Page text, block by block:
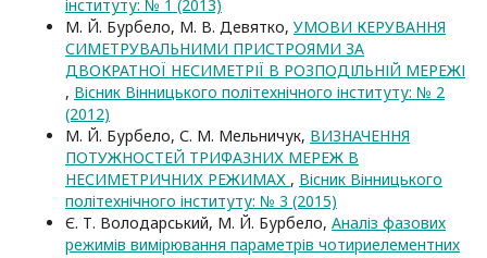
інституту: № 1 (2013)
М. Й. Бурбело, М. В. Девятко, УМОВИ КЕРУВАННЯ
СИМЕТРУВАЛЬНИМИ ПРИСТРОЯМИ ЗА
ДВОКРАТНОЇ НЕСИМЕТРІЇ В РОЗПОДІЛЬНІЙ МЕРЕЖІ
, Вісник Вінницького політехнічного інституту: № 2
(2012)
М. Й. Бурбело, С. М. Мельничук, ВИЗНАЧЕННЯ
ПОТУЖНОСТЕЙ ТРИФАЗНИХ МЕРЕЖ В
НЕСИМЕТРИЧНИХ РЕЖИМАХ , Вісник Вінницького
політехнічного інституту: № 3 (2015)
Є. Т. Володарський, М. Й. Бурбело, Аналіз фазових
режимів вимірювання параметрів чотириелементних